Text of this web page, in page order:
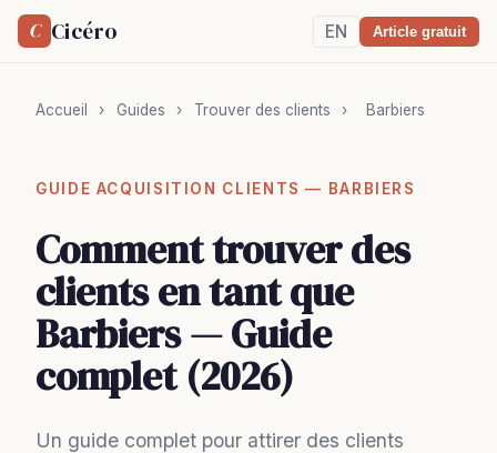
C Cicéro EN Article gratuit
Accueil › Guides › Trouver des clients › Barbiers
GUIDE ACQUISITION CLIENTS — BARBIERS
Comment trouver des
clients en tant que
Barbiers — Guide
complet (2026)
Un guide complet pour attirer des clients